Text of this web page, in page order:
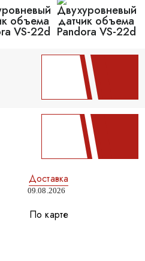
Доставка
09.08.2026
По карте